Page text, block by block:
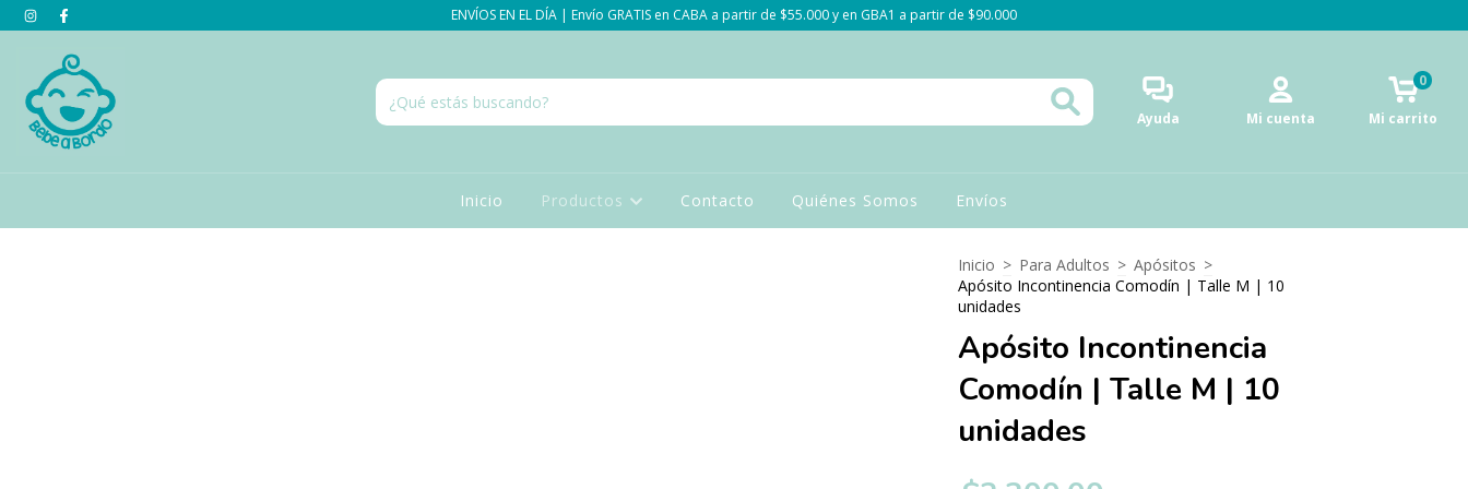
ENVÍOS EN EL DÍA | Envío GRATIS en CABA a partir de $55.000 y en GBA1 a partir de $90.000
Ayuda Mi cuenta Mi carrito
0
Inicio Productos Contacto Quiénes Somos Envíos
Inicio > Para Adultos > Apósitos >
Apósito Incontinencia Comodín | Talle M | 10
unidades
Apósito Incontinencia
Comodín | Talle M | 10
unidades